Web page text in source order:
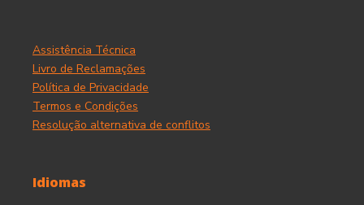
Assistência Técnica
Livro de Reclamações
Política de Privacidade
Termos e Condições
Resolução alternativa de conflitos
Idiomas